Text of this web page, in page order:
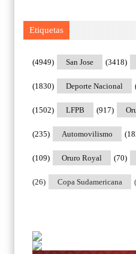
Etiquetas
San Jose
(4949) (3418)
Deporte Nacional
(1830)
LFPB
(1502) (917)
Automovilismo
(235)
Oruro Royal
(109) (70)
Copa Sudamericana
(26)